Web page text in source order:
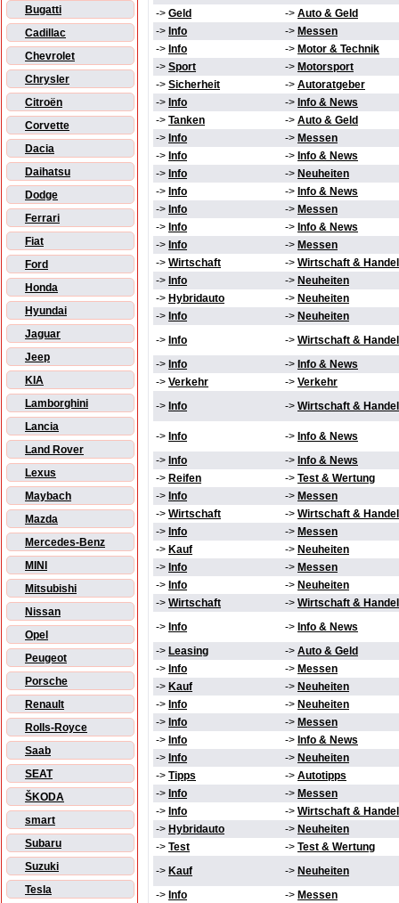
Bugatti
Cadillac
Chevrolet
Chrysler
Citroën
Corvette
Dacia
Daihatsu
Dodge
Ferrari
Fiat
Ford
Honda
Hyundai
Jaguar
Jeep
KIA
Lamborghini
Lancia
Land Rover
Lexus
Maybach
Mazda
Mercedes-Benz
MINI
Mitsubishi
Nissan
Opel
Peugeot
Porsche
Renault
Rolls-Royce
Saab
SEAT
ŠKODA
smart
Subaru
Suzuki
Tesla
-> Geld -> Auto & Geld
-> Info -> Messen
-> Info -> Motor & Technik
-> Sport -> Motorsport
-> Sicherheit -> Autoratgeber
-> Info -> Info & News
-> Tanken -> Auto & Geld
-> Info -> Messen
-> Info -> Info & News
-> Info -> Neuheiten
-> Info -> Info & News
-> Info -> Messen
-> Info -> Info & News
-> Info -> Messen
-> Wirtschaft -> Wirtschaft & Handel
-> Info -> Neuheiten
-> Hybridauto -> Neuheiten
-> Info -> Neuheiten
-> Info -> Wirtschaft & Handel
-> Info -> Info & News
-> Verkehr -> Verkehr
-> Info -> Wirtschaft & Handel
-> Info -> Info & News
-> Info -> Info & News
-> Reifen -> Test & Wertung
-> Info -> Messen
-> Wirtschaft -> Wirtschaft & Handel
-> Info -> Messen
-> Kauf -> Neuheiten
-> Info -> Messen
-> Info -> Neuheiten
-> Wirtschaft -> Wirtschaft & Handel
-> Info -> Info & News
-> Leasing -> Auto & Geld
-> Info -> Messen
-> Kauf -> Neuheiten
-> Info -> Neuheiten
-> Info -> Messen
-> Info -> Info & News
-> Info -> Neuheiten
-> Tipps -> Autotipps
-> Info -> Messen
-> Info -> Wirtschaft & Handel
-> Hybridauto -> Neuheiten
-> Test -> Test & Wertung
-> Kauf -> Neuheiten
-> Info -> Messen